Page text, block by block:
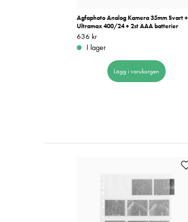
Agfaphoto Analog Kamera 35mm Svart +
Ultramax 400/24 + 2st AAA batterier
Pris: 636 kr
636 kr
I lager
Lägg i varukorgen